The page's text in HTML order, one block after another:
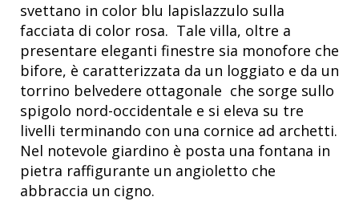
svettano in color blu lapislazzulo sulla
facciata di color rosa. Tale villa, oltre a
presentare eleganti finestre sia monofore che
bifore, è caratterizzata da un loggiato e da un
torrino belvedere ottagonale che sorge sullo
spigolo nord-occidentale e si eleva su tre
livelli terminando con una cornice ad archetti.
Nel notevole giardino è posta una fontana in
pietra raffigurante un angioletto che
abbraccia un cigno.